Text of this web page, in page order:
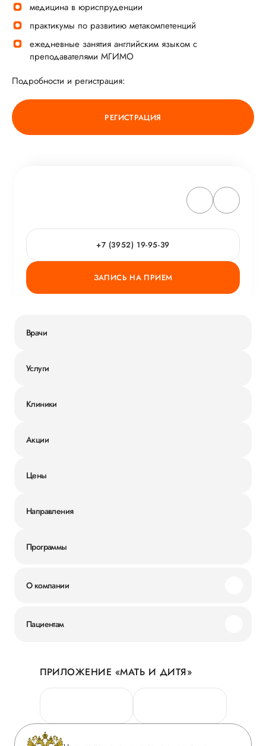
медицина в юриспруденции
практикумы по развитию метакомпетенций
ежедневные занятия английским языком с
преподавателями МГИМО
Подробности и регистрация:
РЕГИСТРАЦИЯ
+7 (3952) 19-95-39
ЗАПИСЬ НА ПРИЕМ
Врачи
Услуги
Клиники
Акции
Цены
Направления
Программы
О компании
Новости
Руководство
Сотрудничество
Инвесторам
Пациентам
Личный кабинет
Персональные данные
Горячая линия качества
Вопрос-ответ
ПРИЛОЖЕНИЕ «МАТЬ И ДИТЯ»